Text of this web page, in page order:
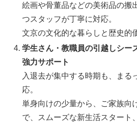
絵画や骨董品などの美術品の搬
つスタッフが丁寧に対応。
文京の文化的な暮らしと歴史的
学生さん・教職員の引越しシー
強力サポート
入退去が集中する時期も、まる
応。
単身向けの少量から、ご家族向
で、スムーズな新生活スタート